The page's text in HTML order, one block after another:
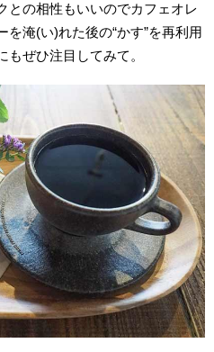
との相性もいいのでカフェオレ
淹(い)れた後の“かす”を再利用
もぜひ注目してみて。